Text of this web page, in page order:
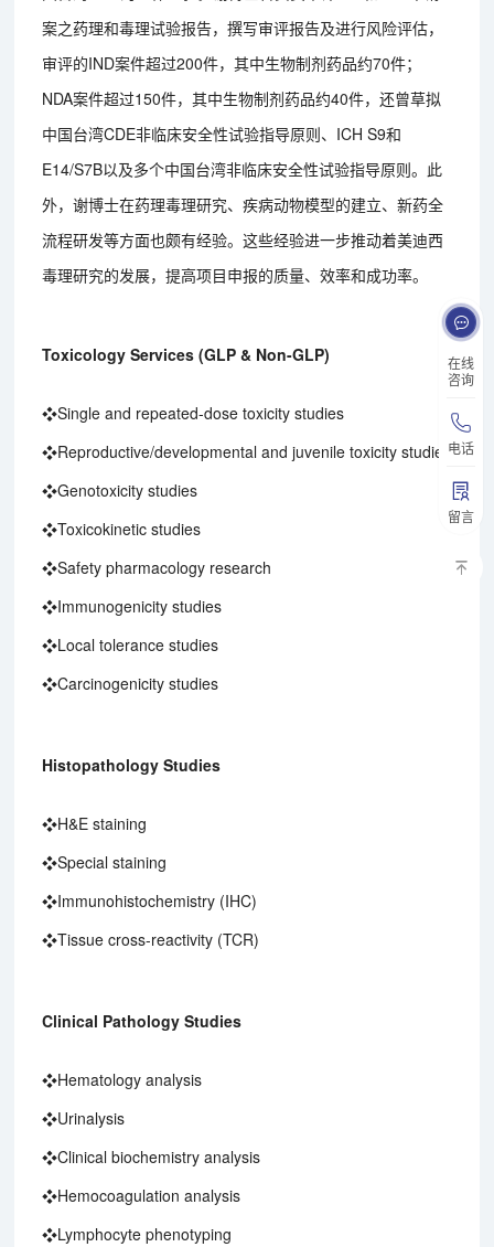
在线
咨询
电话
留言
案之药理和毒理试验报告，撰写审评报告及进行风险评估，
审评的IND案件超过200件，其中生物制剂药品约70件；
NDA案件超过150件，其中生物制剂药品约40件，还曾草拟
中国台湾CDE非临床安全性试验指导原则、ICH S9和
E14/S7B以及多个中国台湾非临床安全性试验指导原则。此
外，谢博士在药理毒理研究、疾病动物模型的建立、新药全
流程研发等方面也颇有经验。这些经验进一步推动着美迪西
毒理研究的发展，提高项目申报的质量、效率和成功率。
Toxicology Services (GLP & Non-GLP)
❖Single and repeated-dose toxicity studies
❖Reproductive/developmental and juvenile toxicity studies
❖Genotoxicity studies
❖Toxicokinetic studies
❖Safety pharmacology research
❖Immunogenicity studies
❖Local tolerance studies
❖Carcinogenicity studies
Histopathology Studies
❖H&E staining
❖Special staining
❖Immunohistochemistry (IHC)
❖Tissue cross-reactivity (TCR)
Clinical Pathology Studies
❖Hematology analysis
❖Urinalysis
❖Clinical biochemistry analysis
❖Hemocoagulation analysis
❖Lymphocyte phenotyping